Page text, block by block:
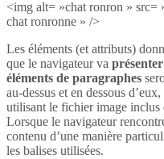
<img alt= »chat ronron » src=
chat ronronne » />
Les éléments (et attributs)
que le navigateur va présenter
éléments de paragraphes
au-dessus et en dessous
utilisant le fichier image inclus
Lorsque le navigateur
contenu d’une manière
les balises utilisées.